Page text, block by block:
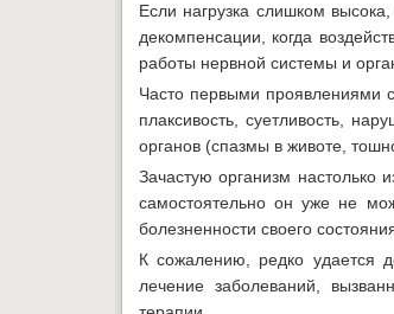
Если нагрузка слишком
декомпенсации, когда
работы нервной системы и
Часто первыми проявлениями
плаксивость, суетливость,
органов (спазмы в животе,
Зачастую организм настолько
самостоятельно он уже не
болезненности своего
К сожалению, редко удается
лечение заболеваний,